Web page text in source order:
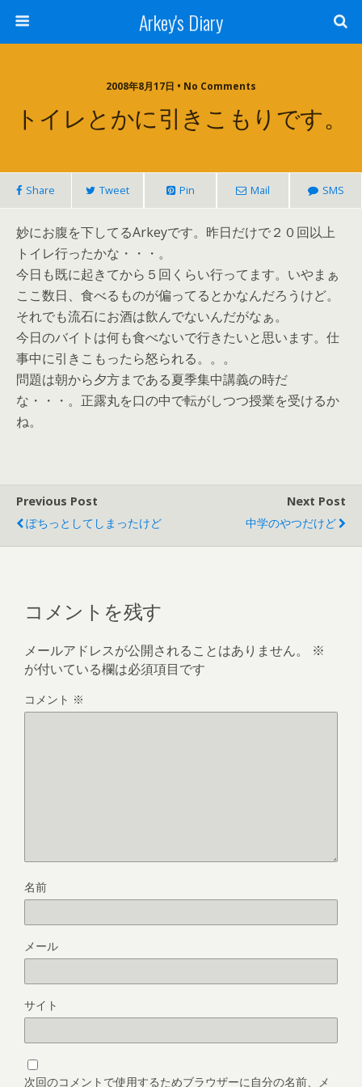
Arkey's Diary
2008年8月17日 • No Comments
トイレとかに引きこもりです。
Share Tweet Pin Mail SMS
妙にお腹を下してるArkeyです。昨日だけで２０回以上
トイレ行ったかな・・・。
今日も既に起きてから５回くらい行ってます。いやまぁ
ここ数日、食べるものが偏ってるとかなんだろうけど。
それでも流石にお酒は飲んでないんだがなぁ。
今日のバイトは何も食べないで行きたいと思います。仕
事中に引きこもったら怒られる。。。
問題は朝から夕方まである夏季集中講義の時だ
な・・・。正露丸を口の中で転がしつつ授業を受けるか
ね。
Previous Post
ぽちっとしてしまったけど
Next Post
中学のやつだけど
コメントを残す
メールアドレスが公開されることはありません。
※
が付いている欄は必須項目です
コメント ※
名前
メール
サイト
次回のコメントで使用するためブラウザーに自分の名前、メ